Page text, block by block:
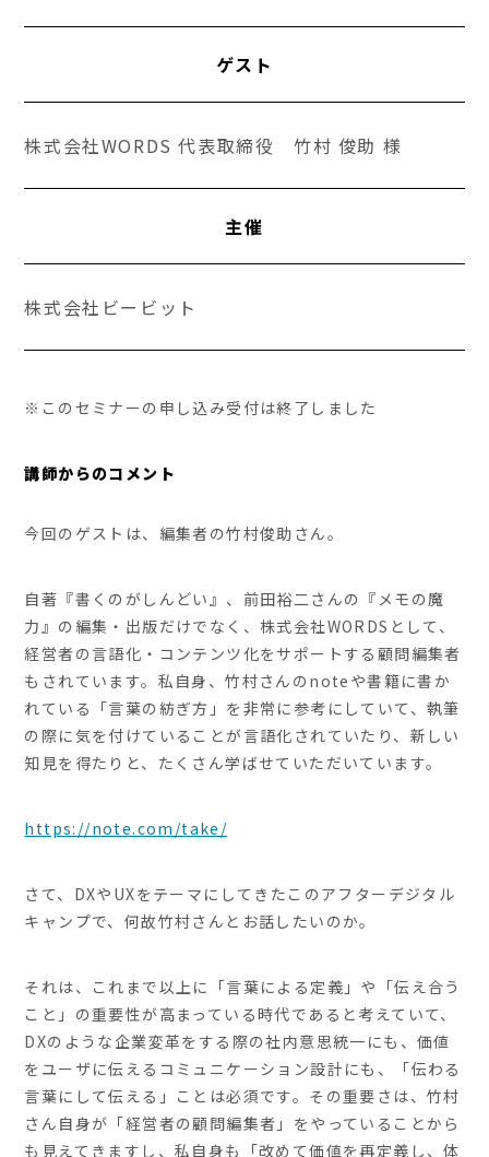
ゲスト
株式会社WORDS 代表取締役 竹村 俊助 様
主催
株式会社ビービット
※このセミナーの申し込み受付は終了しました
講師からのコメント
今回のゲストは、編集者の竹村俊助さん。
自著『書くのがしんどい』、前田裕二さんの『メモの魔
力』の編集・出版だけでなく、株式会社WORDSとして、
経営者の言語化・コンテンツ化をサポートする顧問編集者
もされています。私自身、竹村さんのnoteや書籍に書か
れている「言葉の紡ぎ方」を非常に参考にしていて、執筆
の際に気を付けていることが言語化されていたり、新しい
知見を得たりと、たくさん学ばせていただいています。
https://note.com/take/
さて、DXやUXをテーマにしてきたこのアフターデジタル
キャンプで、何故竹村さんとお話したいのか。
それは、これまで以上に「言葉による定義」や「伝え合う
こと」の重要性が高まっている時代であると考えていて、
DXのような企業変革をする際の社内意思統一にも、価値
をユーザに伝えるコミュニケーション設計にも、「伝わる
言葉にして伝える」ことは必須です。その重要さは、竹村
さん自身が「経営者の顧問編集者」をやっていることから
も見えてきますし、私自身も「改めて価値を再定義し、体